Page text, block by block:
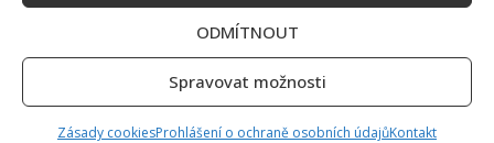
ODMÍTNOUT
Spravovat možnosti
Zásady cookiesProhlášení o ochraně osobních údajůKontakt